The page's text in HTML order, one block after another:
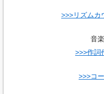
>>>リズムカ
音
>>>作詞
>>>コ